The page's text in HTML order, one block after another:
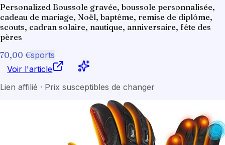
Personalized Boussole gravée, boussole personnalisée,
cadeau de mariage, Noël, baptême, remise de diplôme,
scouts, cadran solaire, nautique, anniversaire, fête des
pères
70,00 €sports
Voir l'article
Lien affilié · Prix susceptibles de changer